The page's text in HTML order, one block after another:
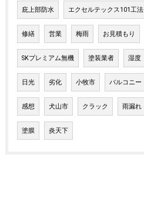
庇上部防水 エクセルテックス101工法
修繕 営業 梅雨 お見積もり
SKプレミアム無機 塗装業者 湿度
日光 劣化 小牧市 バルコニー
感想 犬山市 クラック 雨漏れ
塗膜 炎天下